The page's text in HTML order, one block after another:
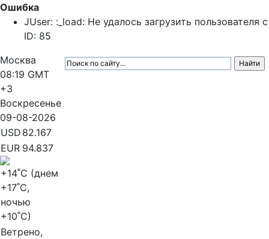
Ошибка
JUser: :_load: Не удалось загрузить пользователя с
ID: 85
Москва
08:19 GMT
+3
Воскресенье
09-08-2026
USD 82.167
EUR 94.837
+14˚C (днем
+17˚C,
ночью
+10˚C)
Ветрено,